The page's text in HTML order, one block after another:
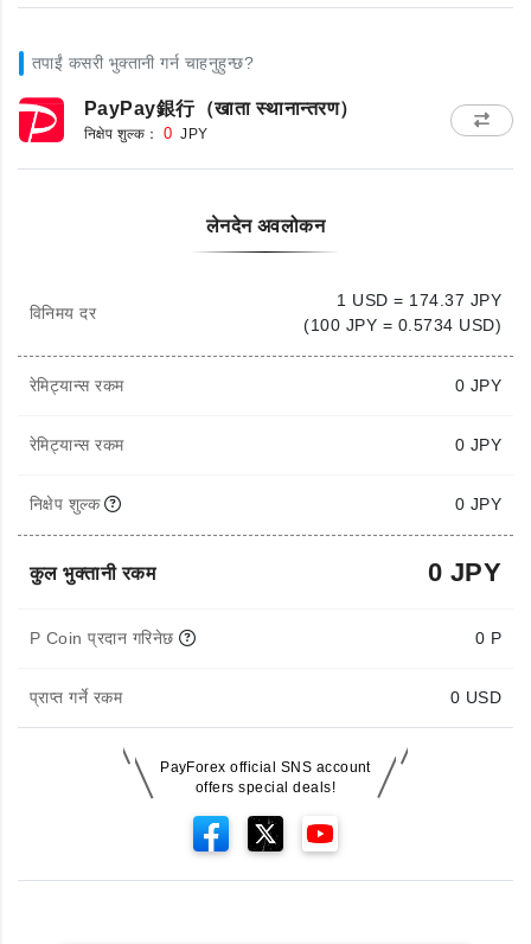
तपाईं कसरी भुक्तानी गर्न चाहनुहुन्छ?
PayPay銀行（खाता स्थानान्तरण）
निक्षेप शुल्क： 0 JPY
लेनदेन अवलोकन
विनिमय दर
1 USD = 174.37 JPY
(100 JPY = 0.5734 USD)
रेमिट्यान्स रकम 0 JPY
रेमिट्यान्स रकम 0 JPY
निक्षेप शुल्क 0 JPY
कुल भुक्तानी रकम 0 JPY
P Coin प्रदान गरिनेछ 0 P
प्राप्त गर्ने रकम 0 USD
PayForex official SNS account
offers special deals!